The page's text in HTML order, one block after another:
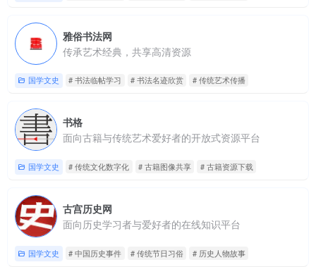
雅俗书法网
传承艺术经典，共享高清资源
国学文史 # 书法临帖学习 # 书法名迹欣赏 # 传统艺术传播
书格
面向古籍与传统艺术爱好者的开放式资源平台
国学文史 # 传统文化数字化 # 古籍图像共享 # 古籍资源下载
古宫历史网
面向历史学习者与爱好者的在线知识平台
国学文史 # 中国历史事件 # 传统节日习俗 # 历史人物故事